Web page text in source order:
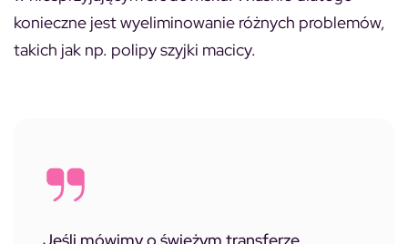
konieczne jest wyeliminowanie różnych problemów,
takich jak np. polipy szyjki macicy.
Jeśli mówimy o świeżym transferze,